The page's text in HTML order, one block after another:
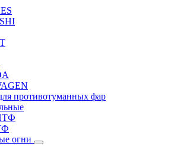
противотуманных фар
огни